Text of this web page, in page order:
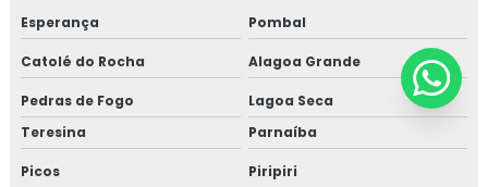
Esperança Pombal
Catolé do Rocha Alagoa Grande
Pedras de Fogo
Lagoa Seca
Teresina
Parnaíba
Picos Piripiri